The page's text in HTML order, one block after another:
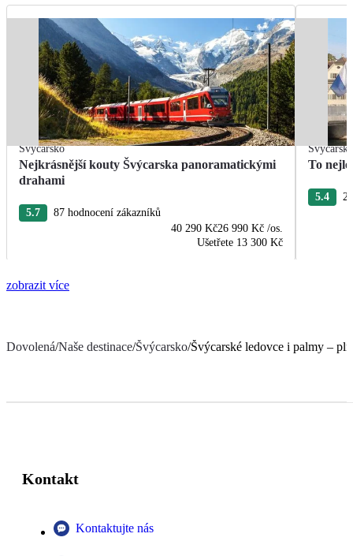
Švýcarsko
Nejkrásnější kouty Švýcarska panoramatickými
drahami
5.7
87 hodnocení zákazníků
40 290 Kč26 990 Kč /os.
Ušetřete 13 300 Kč
To
5.4
zobrazit více
Dovolená/Naše destinace/Švýcarsko/Švýcarské ledovce i palmy –
Kontakt
Kontaktujte nás